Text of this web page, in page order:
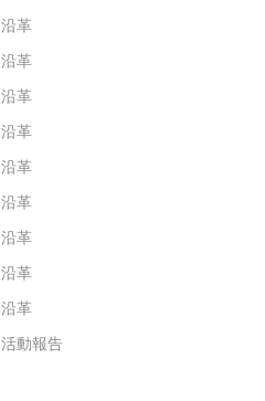
沿革
沿革
沿革
沿革
沿革
沿革
沿革
沿革
沿革
活動報告